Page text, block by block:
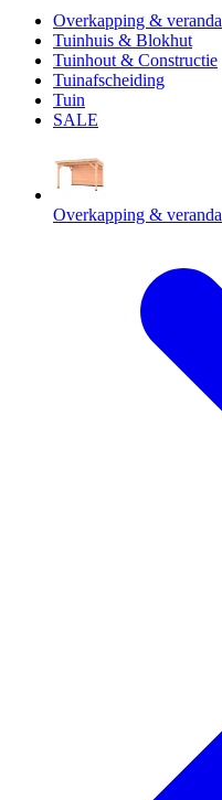
Overkapping & veranda
Tuinhuis & Blokhut
Tuinhout & Constructie
Tuinafscheiding
Tuin
SALE
Overkapping & veranda